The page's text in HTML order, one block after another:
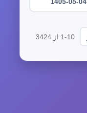
1-10 از 3424